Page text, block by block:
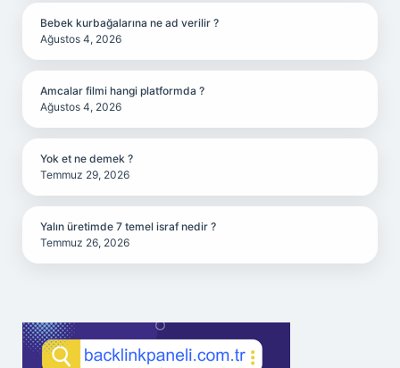
Bebek kurbağalarına ne ad verilir ?
Ağustos 4, 2026
Amcalar filmi hangi platformda ?
Ağustos 4, 2026
Yok et ne demek ?
Temmuz 29, 2026
Yalın üretimde 7 temel israf nedir ?
Temmuz 26, 2026